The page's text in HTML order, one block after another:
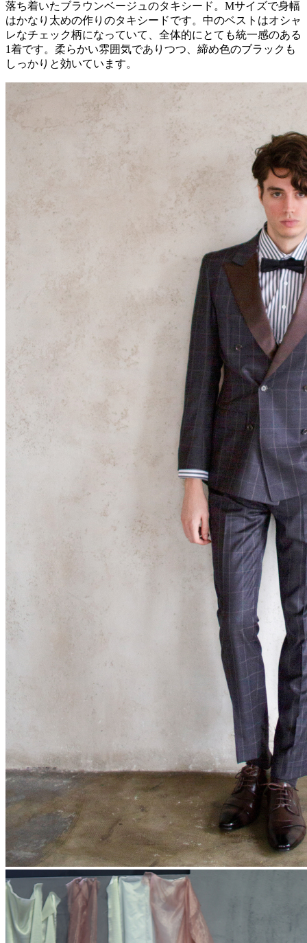
落ち着いたブラウンベージュのタキシード。Mサイズで身幅
はかなり太めの作りのタキシードです。中のベストはオシャ
レなチェック柄になっていて、全体的にとても統一感のある
1着です。柔らかい雰囲気でありつつ、締め色のブラックも
しっかりと効いています。